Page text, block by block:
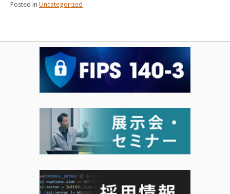
Posted in Uncategorized